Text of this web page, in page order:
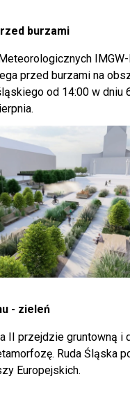
burzami
przed burzami na
od 14:00 w dniu
- zieleń
II przejdzie gruntowną i
Ruda Śląska
Europejskich.